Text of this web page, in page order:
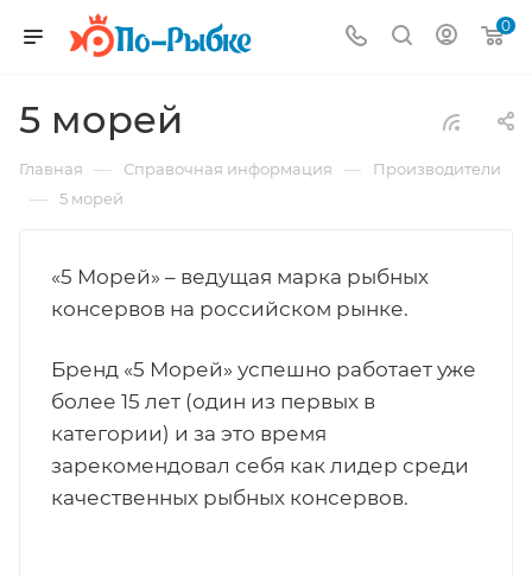
0
5 морей
Главная — Справочная информация — Производители
— 5 морей
«5 Морей» – ведущая марка рыбных
консервов на российском рынке.
Бренд «5 Морей» успешно работает уже
более 15 лет (один из первых в
категории) и за это время
зарекомендовал себя как лидер среди
качественных рыбных консервов.